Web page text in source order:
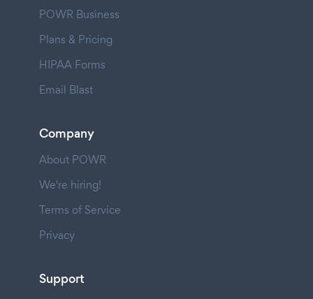
POWR Business
Plans & Pricing
HIPAA Forms
Email Blast
Company
About POWR
We're hiring!
Terms of Service
Privacy
Support